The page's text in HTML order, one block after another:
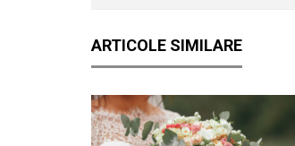
ARTICOLE SIMILARE